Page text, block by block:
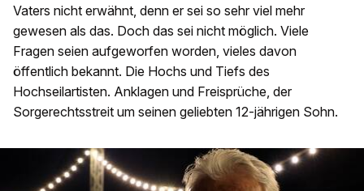
Vaters nicht erwähnt, denn er sei so sehr viel mehr
gewesen als das. Doch das sei nicht möglich. Viele
Fragen seien aufgeworfen worden, vieles davon
öffentlich bekannt. Die Hochs und Tiefs des
Hochseilartisten. Anklagen und Freisprüche, der
Sorgerechtsstreit um seinen geliebten 12-jährigen Sohn.